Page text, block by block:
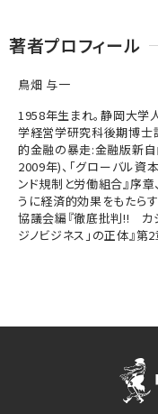
著者プロフィール
鳥畑 与一
1958年生まれ。静岡大学
学経営学研究科後期博士
的金融の暴走:金融版新自
2009年)、「グローバル資
ンド規制と労働組合』序章
うに経済的効果をもたら
協議会編『徹底批判!! カ
ジノビジネス」の正体』第